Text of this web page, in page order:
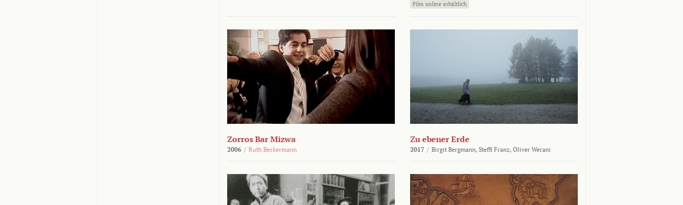
Film online erhältlich
Zorros Bar Mizwa
2006 / Ruth Beckermann
Zu ebener Erde
2017 / Birgit Bergmann, Steffi Franz, Oliver Werani